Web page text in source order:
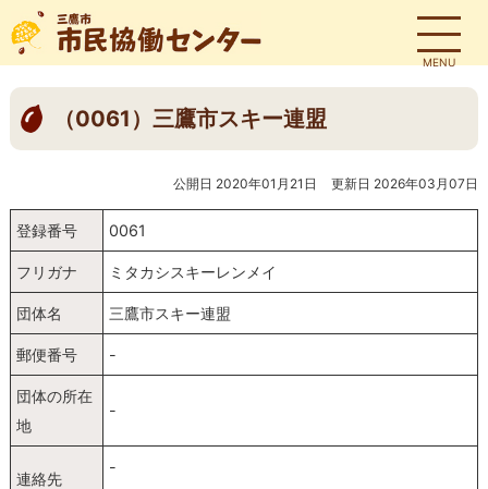
MENU
（0061）三鷹市スキー連盟
公開日 2020年01月21日 更新日 2026年03月07日
登録番号 0061
フリガナ ミタカシスキーレンメイ
団体名 三鷹市スキー連盟
郵便番号 -
団体の所在
地
-
連絡先
-